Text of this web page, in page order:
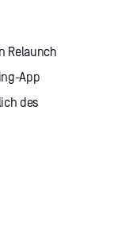
Relaunch
App
des